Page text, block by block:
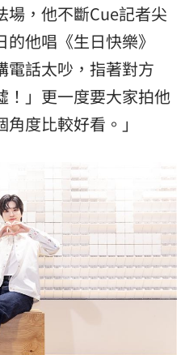
場，他不斷Cue記者尖
他唱《生日快樂》
電話太吵，指著對方
！」更一度要大家拍他
度比較好看。」